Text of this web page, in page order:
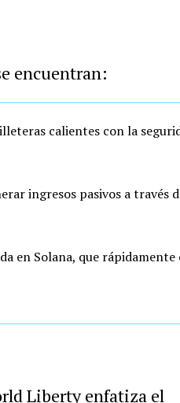
encuentran:
calientes con la
ingresos pasivos a través
en Solana, que
Liberty enfatiza el